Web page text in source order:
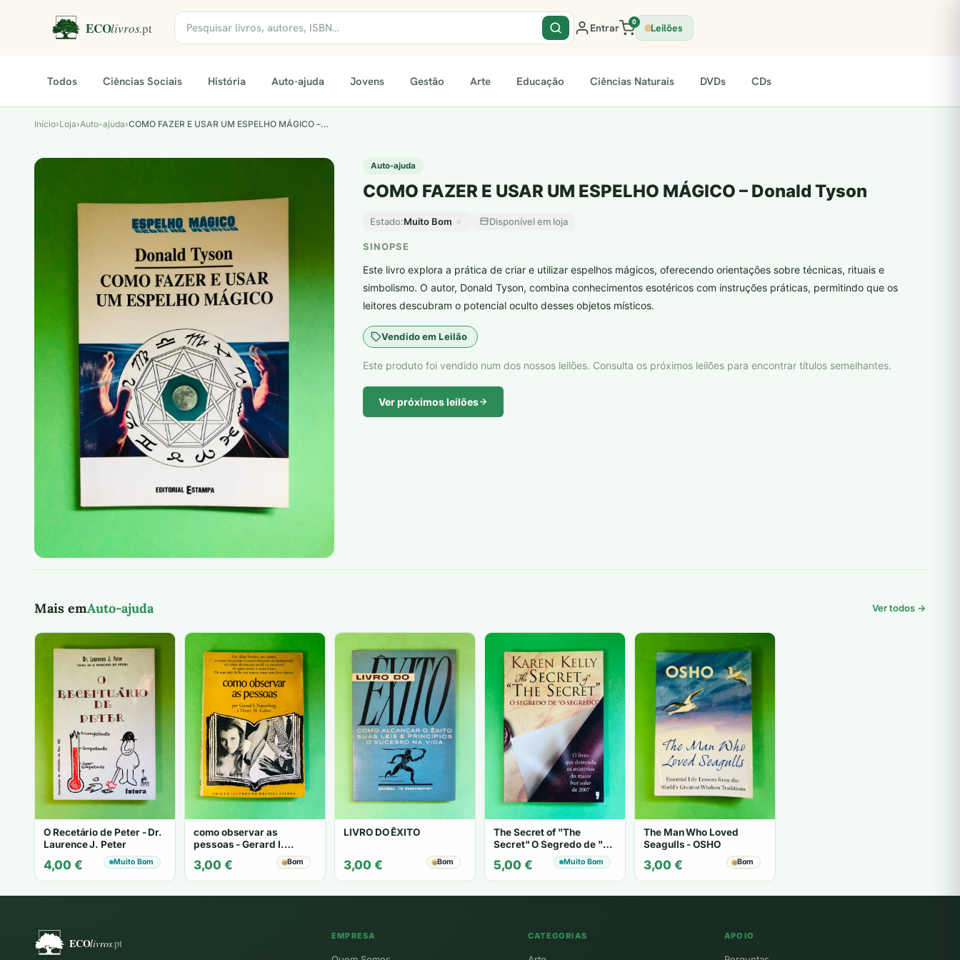
Entrar 0 Leilões
Todos Ciências Sociais História Auto-ajuda Jovens Gestão Arte Educação Ciências Naturais DVDs CDs
Início›Loja›Auto-ajuda›COMO FAZER E USAR UM ESPELHO MÁGICO –…
Auto-ajuda
COMO FAZER E USAR UM ESPELHO MÁGICO – Donald Tyson
Estado:Muito Bom Disponível em loja
SINOPSE
Este livro explora a prática de criar e utilizar espelhos mágicos, oferecendo orientações sobre técnicas, rituais e
simbolismo. O autor, Donald Tyson, combina conhecimentos esotéricos com instruções práticas, permitindo que os
leitores descubram o potencial oculto desses objetos místicos.
Vendido em Leilão
Este produto foi vendido num dos nossos leilões. Consulta os próximos leilões para encontrar títulos semelhantes.
Ver próximos leilões
Mais emAuto-ajuda Ver todos →
O Recetário de Peter - Dr.
Laurence J. Peter
4,00 € Muito Bom
como observar as
pessoas - Gerard I.
Nierenberg e Henry H.
Calero
3,00 € Bom
LIVRO DO ÊXITO
3,00 € Bom
The Secret of "The
Secret" O Segredo de "O
Segredo" - Karen Kelly
5,00 € Muito Bom
The Man Who Loved
Seagulls - OSHO
3,00 € Bom
EMPRESA CATEGORIAS APOIO